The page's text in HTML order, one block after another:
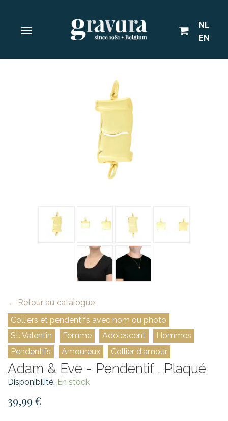
NL
EN
← Retour au catalogue
Colliers et pendentifs avec nom ou photo
St. Valentin
Femme Adolescent
Hommes
Pendentifs
Amoureux Collier d'amour
Adam & Eve - Pendentif , Plaqué
Disponibilité: En stock
39,99 €